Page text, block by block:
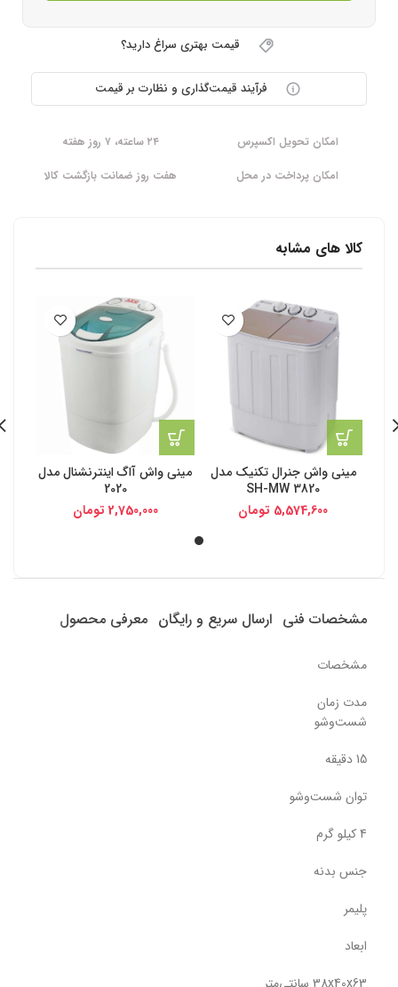
قیمت بهتری سراغ دارید؟
فرآیند قیمت‌گذاری و نظارت بر قیمت
امکان تحویل اکسپرس
۲۴ ساعته، ۷ روز هفته
امکان پرداخت در محل
هفت روز ضمانت بازگشت کالا
کالا های مشابه
مینی واش جنرال تکنیک مدل
SH-MW 3820
5,574,600 تومان
مینی واش آاگ اینترنشنال مدل
2020
2,750,000 تومان
مشخصات فنی ارسال سریع و رایگان معرفی محصول
مشخصات
مدت زمان
شست‌وشو
15 دقیقه
توان شست‌وشو
4 کیلو گرم
جنس بدنه
پلیمر
ابعاد